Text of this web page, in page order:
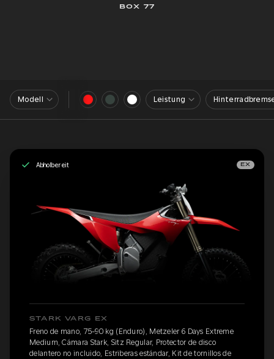
BOX 77
Modell Leistung
Abholbereit EX
STARK VARG EX
Freno de mano, 75-90 kg (Enduro), Metzeler 6 Days Extreme
Medium, Cámara Stark, Sitz Regular, Protector de disco
delantero no incluido, Estriberas estándar, Kit de tornillos de